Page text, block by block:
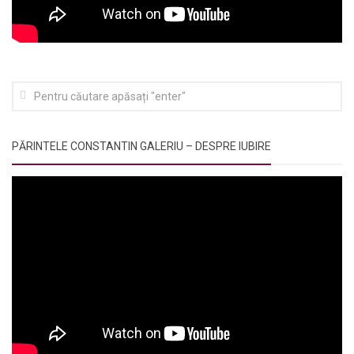
PĂRINTELE CONSTANTIN GALERIU – DESPRE IUBIRE